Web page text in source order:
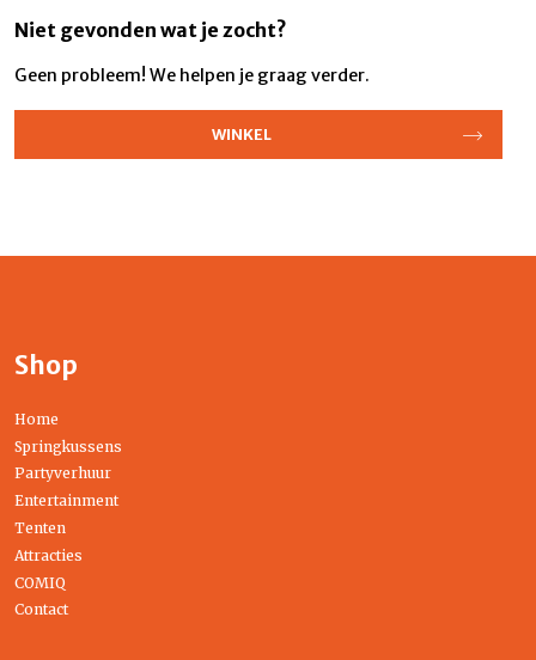
Niet gevonden wat je zocht?
Geen probleem! We helpen je graag verder.
WINKEL
Shop
Home
Springkussens
Partyverhuur
Entertainment
Tenten
Attracties
COMIQ
Contact